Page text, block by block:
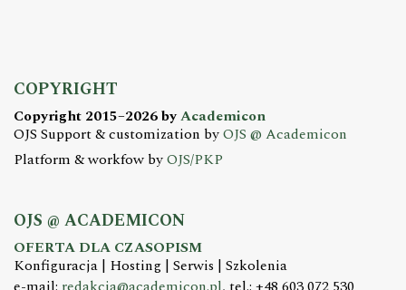
COPYRIGHT
Copyright 2015–2026 byAcademicon
OJS Support & customization byOJS @ Academicon
Platform & workfow byOJS/PKP
OJS @ ACADEMICON
OFERTA DLA CZASOPISM
Konfiguracja | Hosting | Serwis | Szkolenia